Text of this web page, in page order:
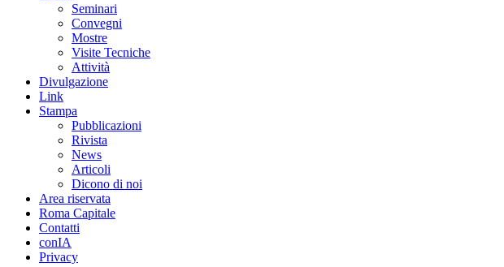
Seminari
Convegni
Mostre
Visite Tecniche
Attività
Divulgazione
Link
Stampa
Pubblicazioni
Rivista
News
Articoli
Dicono di noi
Area riservata
Roma Capitale
Contatti
conIA
Privacy